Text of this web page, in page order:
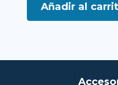
Añadir al